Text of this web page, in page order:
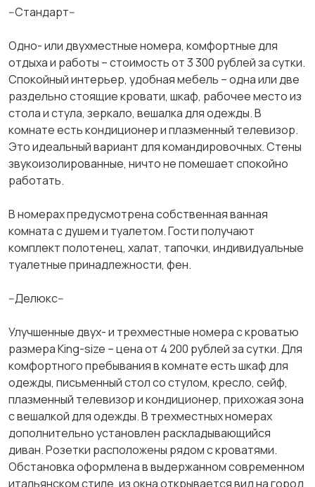
--Стандарт--
Одно- или двухместные номера, комфортные для
отдыха и работы – стоимость от 3 300 рублей за сутки.
Спокойный интерьер, удобная мебель – одна или две
раздельно стоящие кровати, шкаф, рабочее место из
стола и стула, зеркало, вешалка для одежды. В
комнате есть кондиционер и плазменный телевизор.
Это идеальный вариант для командировочных. Стены
звукоизолированные, ничто не помешает спокойно
работать.
В номерах предусмотрена собственная ванная
комната с душем и туалетом. Гости получают
комплект полотенец, халат, тапочки, индивидуальные
туалетные принадлежности, фен.
--Делюкс--
Улучшенные двух- и трехместные номера с кроватью
размера King-size – цена от 4 200 рублей за сутки. Для
комфортного пребывания в комнате есть шкаф для
одежды, письменный стол со стулом, кресло, сейф,
плазменный телевизор и кондиционер, прихожая зона
с вешалкой для одежды. В трехместных номерах
дополнительно установлен раскладывающийся
диван. Розетки расположены рядом с кроватями.
Обстановка оформлена в выдержанном современном
итальянском стиле, из окна открывается вид на город.